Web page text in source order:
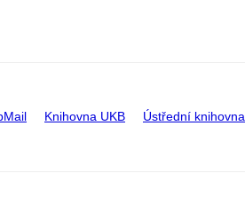
Knihovna UKB Ústřední knihovna